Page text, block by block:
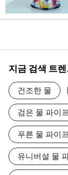
지금 검색 트
건조한 물
검은 물 파이
푸른 물 파이
유니버설 물